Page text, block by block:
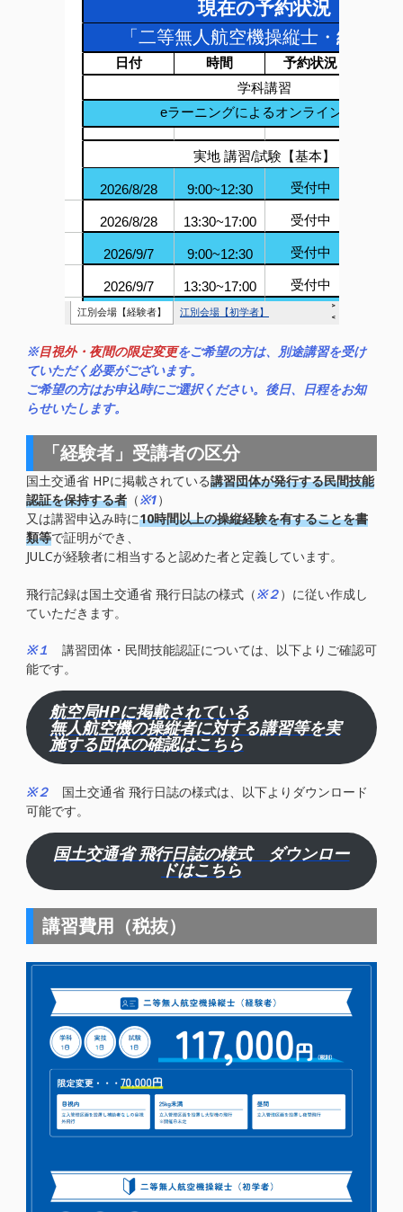
※目視外・夜間の限定変更をご希望の方は、別途講習を受け
ていただく必要がございます。
ご希望の方はお申込時にご選択ください。後日、日程をお知
らせいたします。
「経験者」受講者の区分
国土交通省 HPに掲載されている講習団体が発行する民間技能
認証を保持する者（※1）
又は講習申込み時に10時間以上の操縦経験を有することを書
類等で証明ができ、
JULCが経験者に相当すると認めた者と定義しています。
飛行記録は国土交通省 飛行日誌の様式（※２）に従い作成し
ていただきます。
※１
講習団体・民間技能認証については、以下よりご確認可
能です。
航空局HPに掲載されている
無人航空機の操縦者に対する講習等を実
施する団体の確認はこちら
※２ 国土交通省 飛行日誌の様式は、以下よりダウンロード
可能です。
国土交通省 飛行日誌の様式 ダウンロー
ドはこちら
講習費用（税抜）